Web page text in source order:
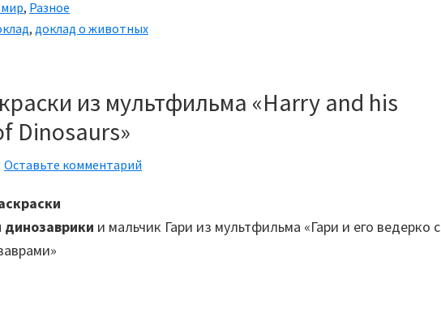
, Разное
, доклад о животных
из мультфильма «Harry and his
Dinosaurs»
Оставьте комментарий
и мальчик Гари из мультфильма «Гари и его ведерко с